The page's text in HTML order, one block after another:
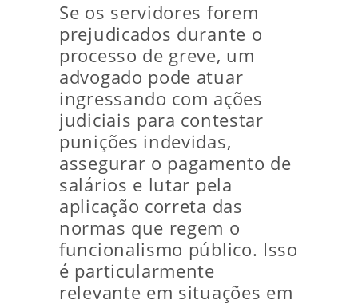
Se os servidores forem
prejudicados durante o
processo de greve, um
advogado pode atuar
ingressando com ações
judiciais para contestar
punições indevidas,
assegurar o pagamento de
salários e lutar pela
aplicação correta das
normas que regem o
funcionalismo público. Isso
é particularmente
relevante em situações em